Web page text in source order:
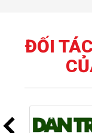
ĐỐI